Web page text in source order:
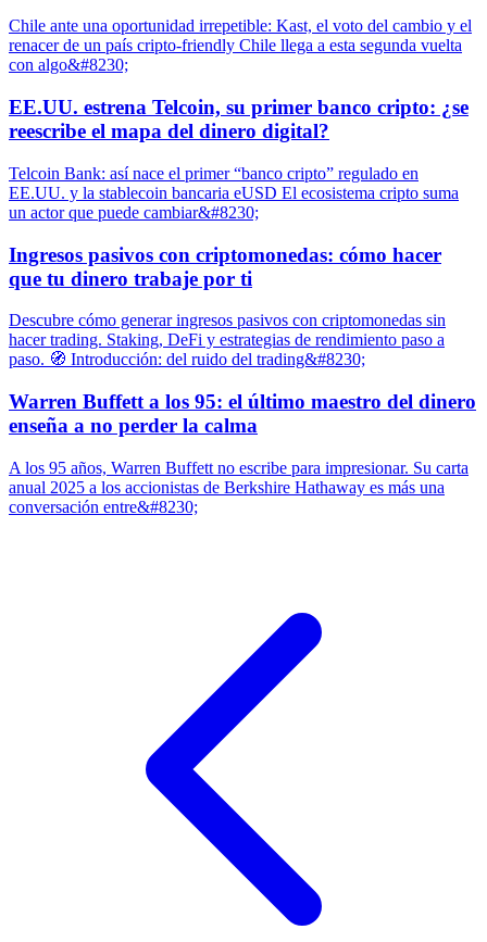
Chile ante una oportunidad irrepetible: Kast, el voto del cambio y el
renacer de un país cripto-friendly Chile llega a esta segunda vuelta
con algo&#8230;
EE.UU. estrena Telcoin, su primer banco cripto: ¿se
reescribe el mapa del dinero digital?
Telcoin Bank: así nace el primer “banco cripto” regulado en
EE.UU. y la stablecoin bancaria eUSD El ecosistema cripto suma
un actor que puede cambiar&#8230;
Ingresos pasivos con criptomonedas: cómo hacer
que tu dinero trabaje por ti
Descubre cómo generar ingresos pasivos con criptomonedas sin
hacer trading. Staking, DeFi y estrategias de rendimiento paso a
paso. 🧭 Introducción: del ruido del trading&#8230;
Warren Buffett a los 95: el último maestro del dinero
enseña a no perder la calma
A los 95 años, Warren Buffett no escribe para impresionar. Su carta
anual 2025 a los accionistas de Berkshire Hathaway es más una
conversación entre&#8230;